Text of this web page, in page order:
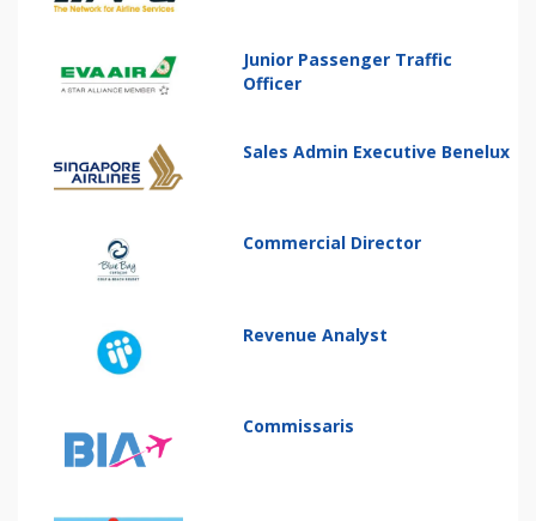
Junior Passenger Traffic
Officer
Sales Admin Executive Benelux
Commercial Director
Revenue Analyst
Commissaris